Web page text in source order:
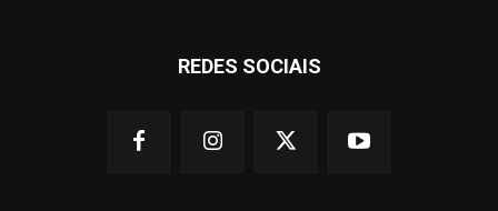
REDES SOCIAIS